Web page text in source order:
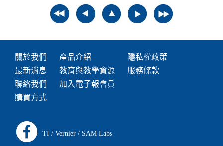
關於我們
最新消息
聯絡我們
購買方式
產品介紹
教育與教學資源
加入電子報會員
隱私權政策
服務條款
TI / Vernier / SAM Labs